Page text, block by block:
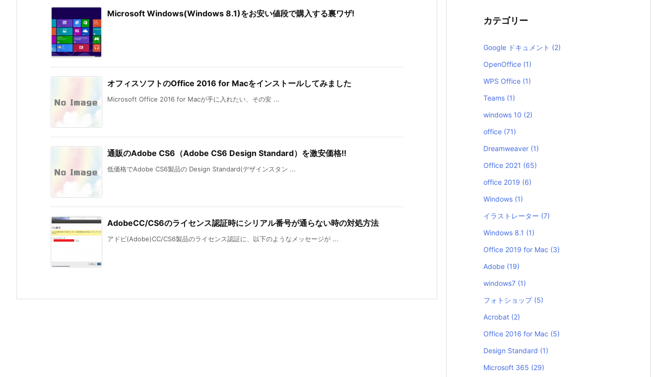
Microsoft Windows(Windows 8.1)をお安い値段で購入する裏ワザ!
オフィスソフトのOffice 2016 for Macをインストールしてみました
Microsoft Office 2016 for Macが手に入れたい、その安 ...
通販のAdobe CS6（Adobe CS6 Design Standard）を激安価格!!
低価格でAdobe CS6製品の Design Standard(デザインスタン ...
AdobeCC/CS6のライセンス認証時にシリアル番号が通らない時の対処方法
アドビ(Adobe)CC/CS6製品のライセンス認証に、以下のようなメッセージが ...
カテゴリー
Google ドキュメント (2)
OpenOffice (1)
WPS Office (1)
Teams (1)
windows 10 (2)
office (71)
Dreamweaver (1)
Office 2021 (65)
office 2019 (6)
Windows (1)
イラストレーター (7)
Windows 8.1 (1)
Office 2019 for Mac (3)
Adobe (19)
windows7 (1)
フォトショップ (5)
Acrobat (2)
Office 2016 for Mac (5)
Design Standard (1)
Microsoft 365 (29)